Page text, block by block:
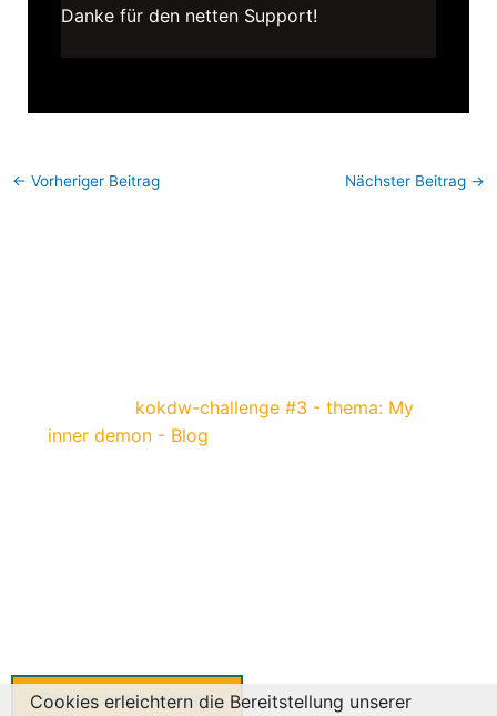
Danke für den netten Support!
← Vorheriger Beitrag Nächster Beitrag →
kokdw-challenge #3 - thema: My
inner demon - Blog
Datenschutzerklärung
Cookies erleichtern die Bereitstellung unserer